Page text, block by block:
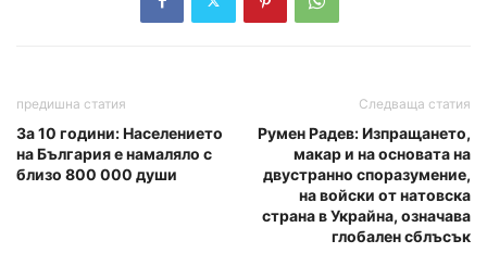
предишна статия
За 10 години: Населението
на България е намаляло с
близо 800 000 души
Следваща статия
Румен Радев: Изпращането,
макар и на основата на
двустранно споразумение,
на войски от натовска
страна в Украйна, означава
глобален сблъсък